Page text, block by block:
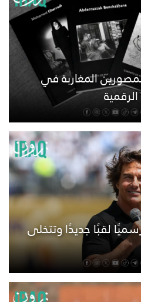
المغاربة في
لقبًا جديدًا وتتخلى